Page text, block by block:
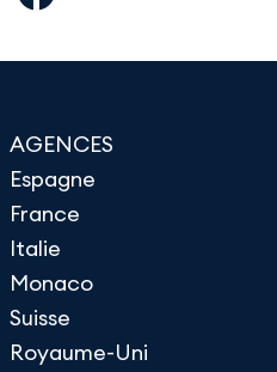
AGENCES
Espagne
France
Italie
Monaco
Suisse
Royaume-Uni